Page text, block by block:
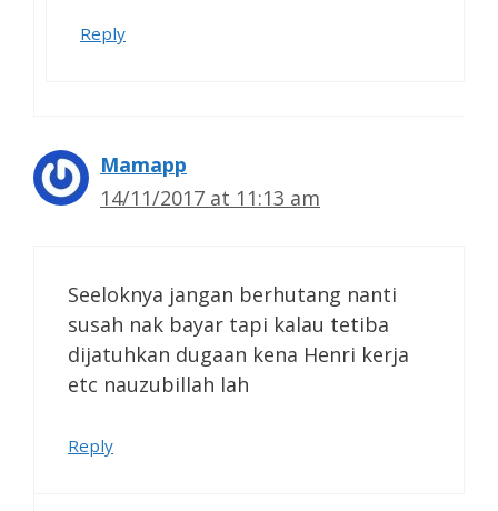
Reply
Mamapp
14/11/2017 at 11:13 am
Seeloknya jangan berhutang nanti
susah nak bayar tapi kalau tetiba
dijatuhkan dugaan kena Henri kerja
etc nauzubillah lah
Reply